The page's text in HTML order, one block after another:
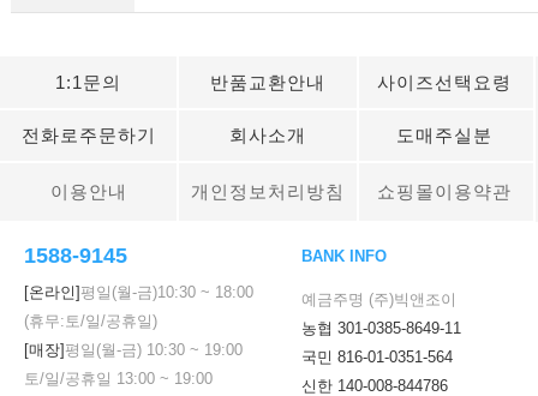
1:1문의 반품교환안내 사이즈선택요령
전화로주문하기 회사소개 도매주실분
이용안내 개인정보처리방침 쇼핑몰이용약관
1588-9145
[온라인] 평일(월-금)10:30 ~ 18:00
(휴무:토/일/공휴일)
[매장] 평일(월-금) 10:30 ~ 19:00
토/일/공휴일 13:00 ~ 19:00
BANK INFO
예금주명 (주)빅앤조이
농협 301-0385-8649-11
국민 816-01-0351-564
신한 140-008-844786